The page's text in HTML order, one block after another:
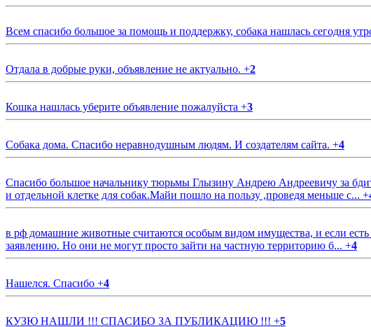
Всем спасибо большое за помощь и поддержку, собака нашлась сегодня
Отдала в добрые руки, объявление не актуально. +2
Кошка нашлась уберите объявление пожалуйста +3
Собака дома. Спасибо неравнодушным людям. И создателям сайта. +4
Спасибо большое начальнику тюрьмы Глызину Андрею Андреевичу за
и отдельной клетке для собак.Майи пошло на пользу ,проведя меньше с... +
в рф домашние животные считаются особым видом имущества, и если есть
заявлению. Но они не могут просто зайти на частную территорию б... +4
Нашелся. Спасибо +4
КУЗЮ НАШЛИ !!! СПАСИБО ЗА ПУБЛИКАЦИЮ !!! +5